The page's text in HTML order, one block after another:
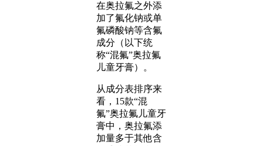
在奥拉氟之外添
加了氟化钠或单
氟磷酸钠等含氟
成分（以下统
称“混氟”奥拉氟
儿童牙膏）。
从成分表排序来
看，15款“混
氟”奥拉氟儿童牙
膏中，奥拉氟添
加量多于其他含